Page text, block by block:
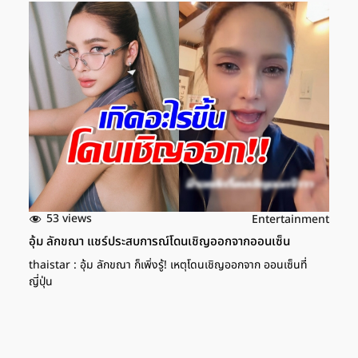
53 views Entertainment
อุ้ม ลักขณา แชร์ประสบการณ์โดนเชิญออกจากออนเซ็น
thaistar : อุ้ม ลักขณา ก็เพิ่งรู้! เหตุโดนเชิญออกจาก ออนเซ็นที่
ญี่ปุ่น